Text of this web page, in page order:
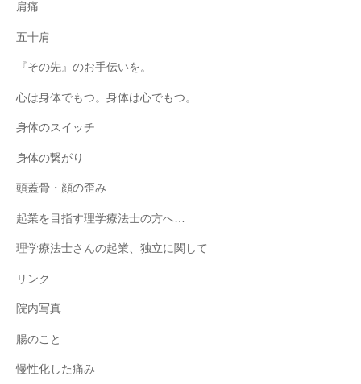
肩痛
五十肩
『その先』のお手伝いを。
心は身体でもつ。身体は心でもつ。
身体のスイッチ
身体の繋がり
頭蓋骨・顔の歪み
起業を目指す理学療法士の方へ…
理学療法士さんの起業、独立に関して
リンク
院内写真
腸のこと
慢性化した痛み